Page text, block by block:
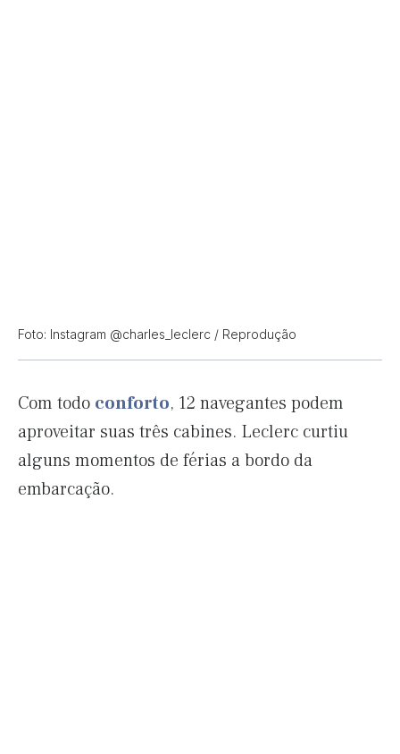
Foto: Instagram @charles_leclerc / Reprodução
Com todo conforto, 12 navegantes podem
aproveitar suas três cabines. Leclerc curtiu
alguns momentos de férias a bordo da
embarcação.